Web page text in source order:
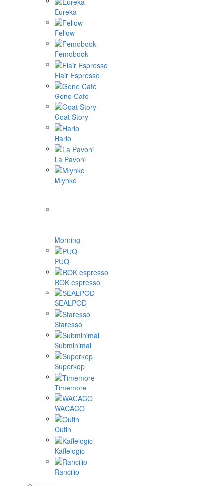
Eureka
Fellow
Femobook
Flair Espresso
Gene Café
Goat Story
Hario
La Pavoni
Mlynko
Morning
PUQ
ROK espresso
SEALPOD
Staresso
Subminimal
Superkop
Timemore
WACACO
Outin
Kaffelogic
Rancilio